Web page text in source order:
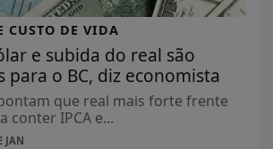
CUSTO DE VIDA
e subida do real são
para o BC, diz economista
que real mais forte frente
conter IPCA e...
JAN